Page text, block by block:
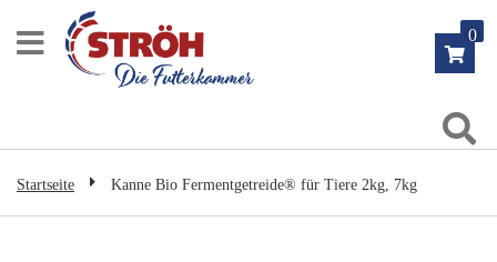
Inhalt
0
Startseite Kanne Bio Fermentgetreide® für Tiere 2kg, 7kg